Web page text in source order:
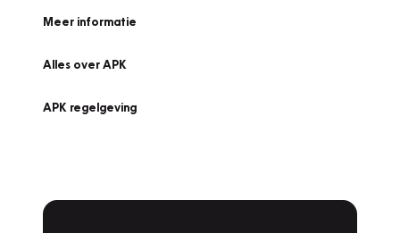
Meer informatie
Alles over APK
APK regelgeving